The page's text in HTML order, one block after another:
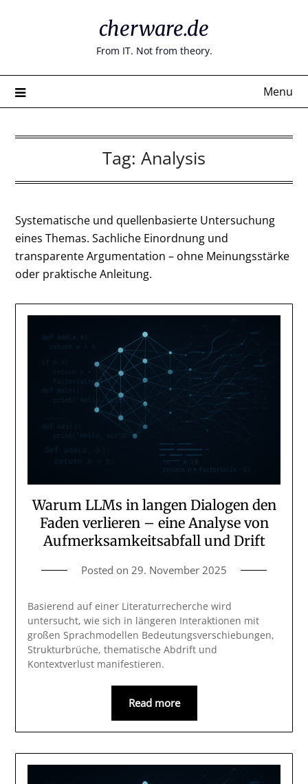
cherware.de
From IT. Not from theory.
Menu
Tag: Analysis
Systematische und quellenbasierte Untersuchung
eines Themas. Sachliche Einordnung und
transparente Argumentation – ohne Meinungsstärke
oder praktische Anleitung.
Warum LLMs in langen Dialogen den
Faden verlieren – eine Analyse von
Aufmerksamkeitsabfall und Drift
Posted on 29. November 2025
Basierend auf einer Literaturrecherche wird
untersucht, wie sich in längeren Interaktionen mit
großen Sprachmodellen Bedeutungsverschiebungen,
Strukturbrüche, thematische Abdrift und
Kontextverlust manifestieren.
Read more